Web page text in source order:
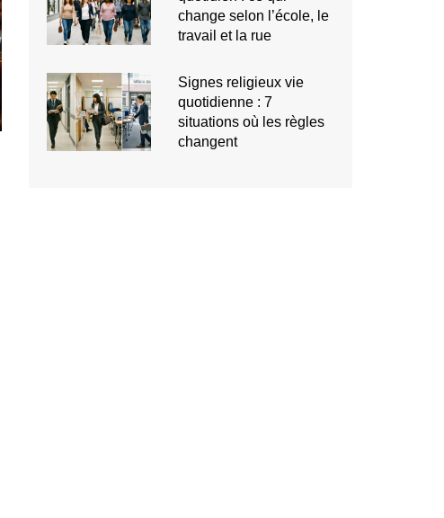
change selon l’école, le
travail et la rue
Signes religieux vie
quotidienne : 7
situations où les règles
changent